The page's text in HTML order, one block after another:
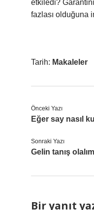
etkiledi?
fazlası olduğuna
Tarih: Makaleler
Önceki Yazı
Eğer say nasıl
Sonraki Yazı
Gelin tanış
Bir yanıt